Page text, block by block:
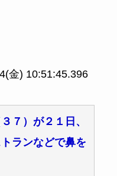
金) 10:51:45.396
７）が２１日、
ランなどで鼻を